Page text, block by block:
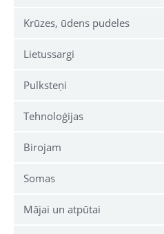
Krūzes, ūdens pudeles
Lietussargi
Pulksteņi
Tehnoloģijas
Birojam
Somas
Mājai un atpūtai